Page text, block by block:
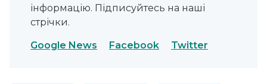
інформацію. Підписуйтесь на наші
стрічки.
Google News Facebook Twitter